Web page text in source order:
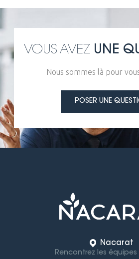
VOUS AVEZ UNE
Nous sommes là pour
POSER UNE
Nacarat
Rencontrez les